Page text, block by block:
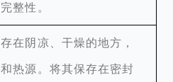
整性。
在阴凉、干燥的地方，
热源。将其保存在密封